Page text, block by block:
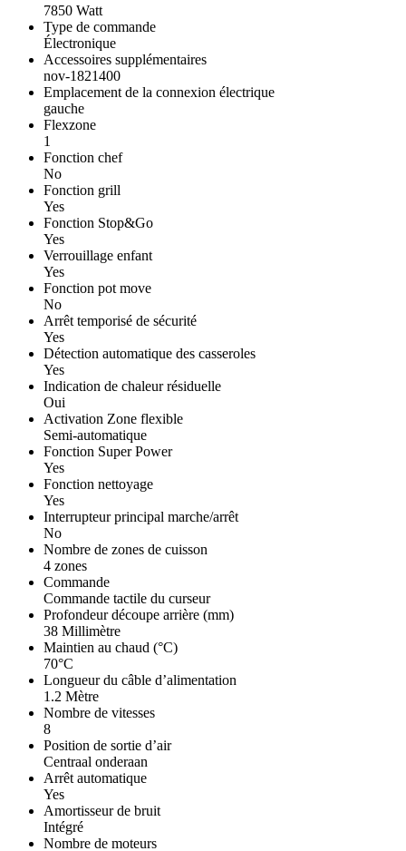
7850 Watt
Type de commande
Électronique
Accessoires supplémentaires
nov-1821400
Emplacement de la connexion électrique
gauche
Flexzone
1
Fonction chef
No
Fonction grill
Yes
Fonction Stop&Go
Yes
Verrouillage enfant
Yes
Fonction pot move
No
Arrêt temporisé de sécurité
Yes
Détection automatique des casseroles
Yes
Indication de chaleur résiduelle
Oui
Activation Zone flexible
Semi-automatique
Fonction Super Power
Yes
Fonction nettoyage
Yes
Interrupteur principal marche/arrêt
No
Nombre de zones de cuisson
4 zones
Commande
Commande tactile du curseur
Profondeur découpe arrière (mm)
38 Millimètre
Maintien au chaud (°C)
70°C
Longueur du câble d’alimentation
1.2 Mètre
Nombre de vitesses
8
Position de sortie d’air
Centraal onderaan
Arrêt automatique
Yes
Amortisseur de bruit
Intégré
Nombre de moteurs